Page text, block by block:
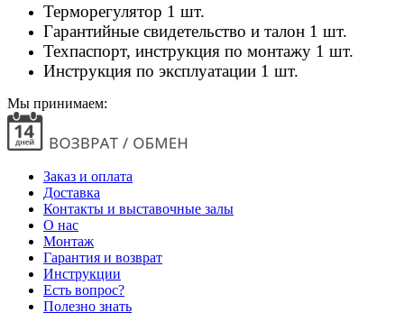
Терморегулятор 1 шт.
Гарантийные свидетельство и талон 1 шт.
Техпаспорт, инструкция по монтажу 1 шт.
Инструкция по эксплуатации 1 шт.
Мы принимаем:
Заказ и оплата
Доставка
Контакты и выставочные залы
О нас
Монтаж
Гарантия и возврат
Инструкции
Есть вопрос?
Полезно знать